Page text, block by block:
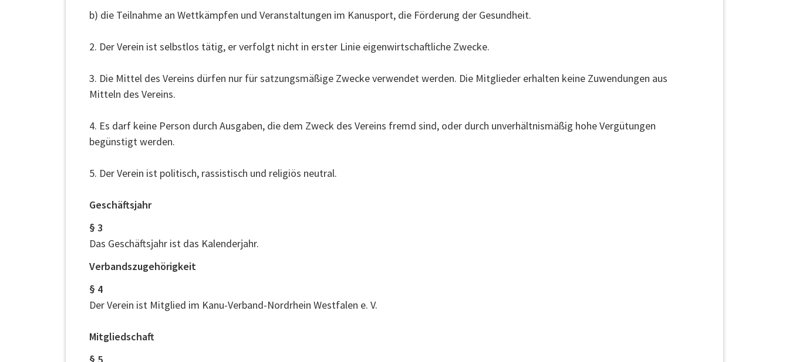
b) die Teilnahme an Wettkämpfen und Veranstaltungen im Kanusport, die Förderung der Gesundheit.
2. Der Verein ist selbstlos tätig, er verfolgt nicht in erster Linie eigenwirtschaftliche Zwecke.
3. Die Mittel des Vereins dürfen nur für satzungsmäßige Zwecke verwendet werden. Die Mitglieder erhalten keine Zuwendungen aus
Mitteln des Vereins.
4. Es darf keine Person durch Ausgaben, die dem Zweck des Vereins fremd sind, oder durch unverhältnismäßig hohe Vergütungen
begünstigt werden.
5. Der Verein ist politisch, rassistisch und religiös neutral.
Geschäftsjahr
§ 3
Das Geschäftsjahr ist das Kalenderjahr.
Verbandszugehörigkeit
§ 4
Der Verein ist Mitglied im Kanu-Verband-Nordrhein Westfalen e. V.
Mitgliedschaft